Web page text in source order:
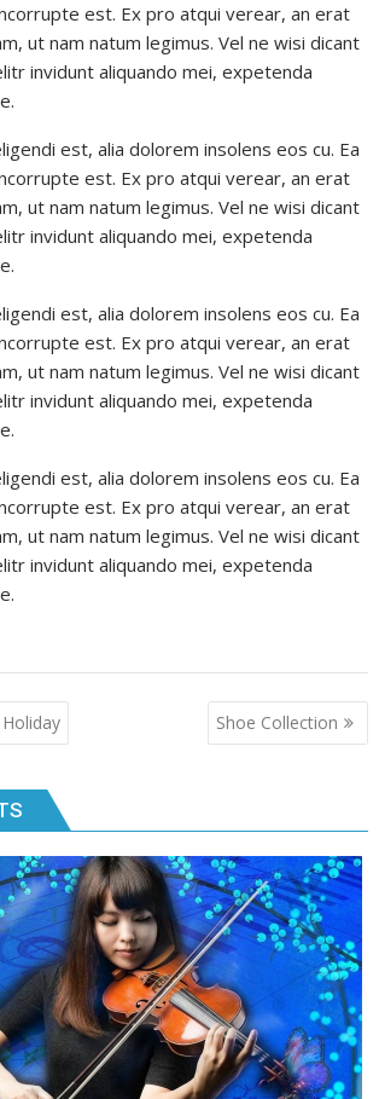
est. Ex pro atqui verear, an erat
ut nam natum legimus. Vel ne wisi dicant
invidunt aliquando mei, expetenda
est, alia dolorem insolens eos cu. Ea
est. Ex pro atqui verear, an erat
ut nam natum legimus. Vel ne wisi dicant
invidunt aliquando mei, expetenda
est, alia dolorem insolens eos cu. Ea
est. Ex pro atqui verear, an erat
ut nam natum legimus. Vel ne wisi dicant
invidunt aliquando mei, expetenda
est, alia dolorem insolens eos cu. Ea
est. Ex pro atqui verear, an erat
ut nam natum legimus. Vel ne wisi dicant
invidunt aliquando mei, expetenda
Shoe Collection